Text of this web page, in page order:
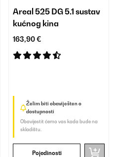
Areal 525 DG 5.1 sustav
kućnog kina
163,90 €
Želim biti obaviješten o
dostupnosti
Obavijestit ćemo vas kada bude na
skladištu.
Pojedinosti